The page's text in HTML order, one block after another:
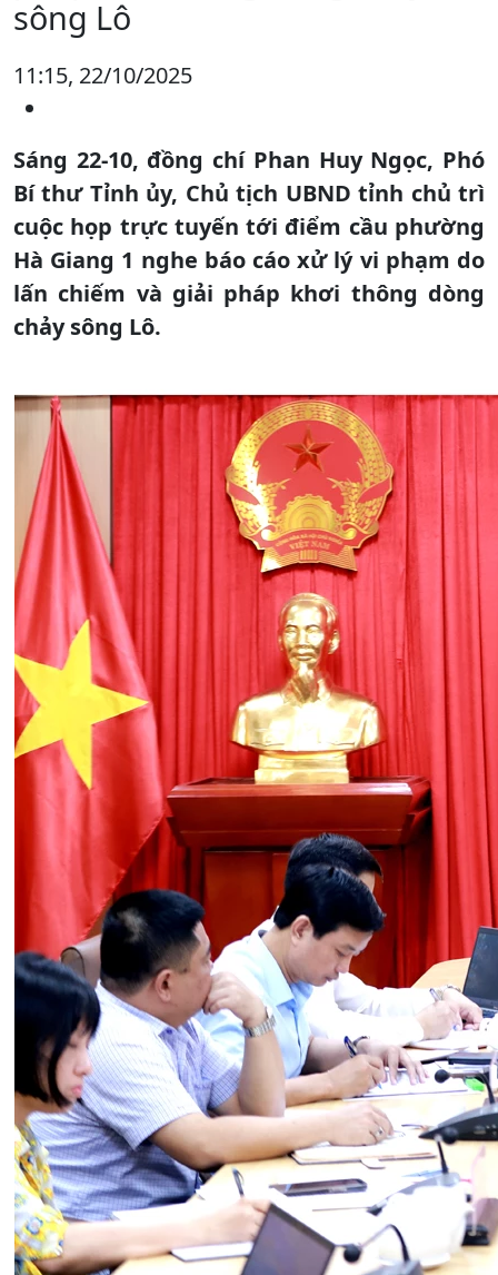
sông Lô
11:15, 22/10/2025
Sáng 22-10, đồng chí Phan Huy Ngọc, Phó
Bí thư Tỉnh ủy, Chủ tịch UBND tỉnh chủ trì
cuộc họp trực tuyến tới điểm cầu phường
Hà Giang 1 nghe báo cáo xử lý vi phạm do
lấn chiếm và giải pháp khơi thông dòng
chảy sông Lô.